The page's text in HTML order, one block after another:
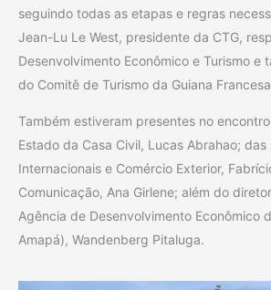
seguindo todas as etapas e regras
Jean-Lu Le West, presidente da CTG,
Desenvolvimento Econômico e Turismo e
do Comitê de Turismo da Guiana
Também estiveram presentes no
Estado da Casa Civil, Lucas Abrahao; das
Internacionais e Comércio Exterior,
Comunicação, Ana Girlene; além do
Agência de Desenvolvimento Econômico
Amapá), Wandenberg Pitaluga.